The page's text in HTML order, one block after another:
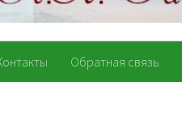
Обратная связь